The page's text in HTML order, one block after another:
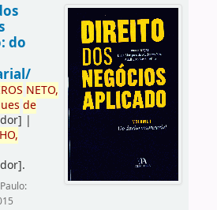
do
NETO,
de
|
.